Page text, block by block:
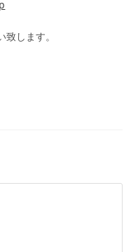
します。